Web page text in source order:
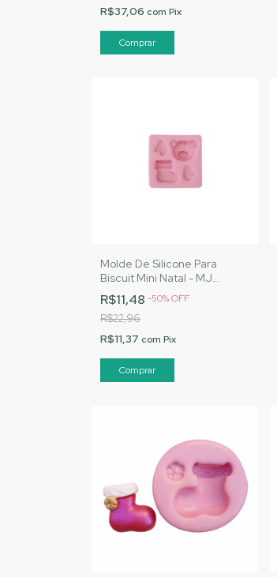
R$37,06 com Pix
Molde De Silicone Para
Biscuit Mini Natal - MJ
Artesanatos|Cód. 2063
R$11,48 -50%OFF
R$22,96
R$11,37 com Pix